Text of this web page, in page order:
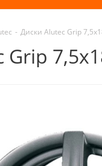
- Диски Alutec Grip